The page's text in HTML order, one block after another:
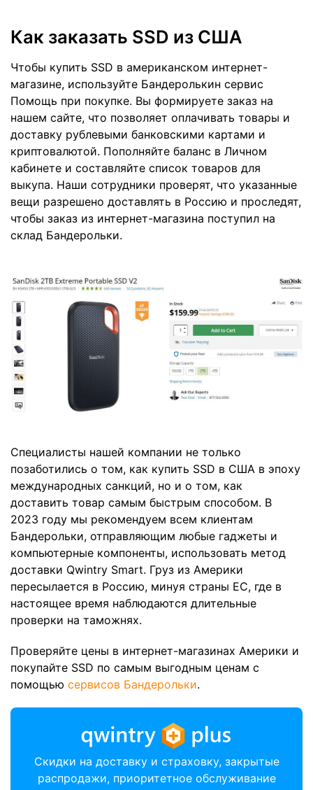
Как заказать SSD из США
Чтобы купить SSD в американском интернет-
магазине, используйте Бандеролькин сервис
Помощь при покупке. Вы формируете заказ на
нашем сайте, что позволяет оплачивать товары и
доставку рублевыми банковскими картами и
криптовалютой. Пополняйте баланс в Личном
кабинете и составляйте список товаров для
выкупа. Наши сотрудники проверят, что указанные
вещи разрешено доставлять в Россию и проследят,
чтобы заказ из интернет-магазина поступил на
склад Бандерольки.
Специалисты нашей компании не только
позаботились о том, как купить SSD в США в эпоху
международных санкций, но и о том, как
доставить товар самым быстрым способом. В
2023 году мы рекомендуем всем клиентам
Бандерольки, отправляющим любые гаджеты и
компьютерные компоненты, использовать метод
доставки Qwintry Smart. Груз из Америки
пересылается в Россию, минуя страны ЕС, где в
настоящее время наблюдаются длительные
проверки на таможнях.
Проверяйте цены в интернет-магазинах Америки и
покупайте SSD по самым выгодным ценам с
помощью сервисов Бандерольки.
Скидки на доставку и страховку, закрытые
распродажи, приоритетное обслуживание